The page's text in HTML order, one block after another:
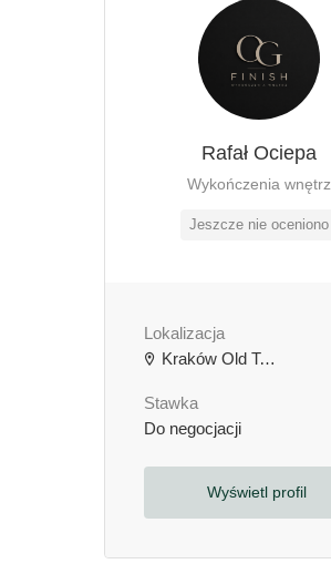
Rafał Ociepa
Wykończenia wnętrz
Jeszcze nie oceniono
Lokalizacja
Kraków Old Town, Kraków, Polska
Stawka
Do negocjacji
Wyświetl profil